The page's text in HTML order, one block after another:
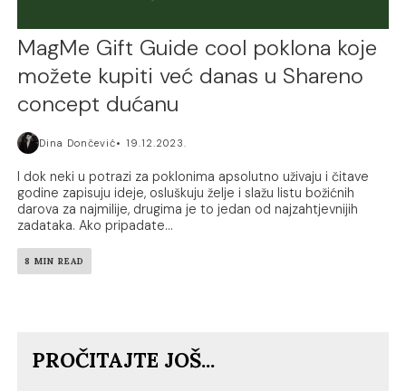
MagMe Gift Guide cool poklona koje
možete kupiti već danas u Shareno
concept dućanu
Dina Dončević 19.12.2023.
I dok neki u potrazi za poklonima apsolutno uživaju i čitave
godine zapisuju ideje, osluškuju želje i slažu listu božićnih
darova za najmilije, drugima je to jedan od najzahtjevnijih
zadataka. Ako pripadate...
8 MIN READ
PROČITAJTE JOŠ...